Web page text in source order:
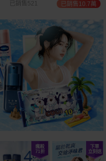
已銷售521
可油／薰衣草／
+E 款式可選
已銷售10.7萬